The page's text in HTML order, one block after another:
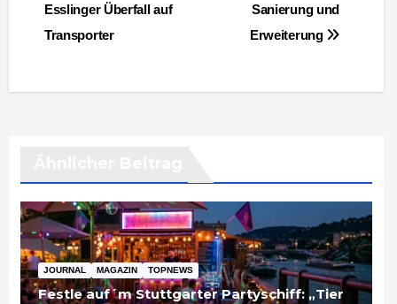
Sanierung und
Erweiterung
Esslinger Überfall auf
Transporter
JOURNAL MAGAZIN TOPNEWS
Festle auf´m Stuttgarter Partyschiff: „Tier